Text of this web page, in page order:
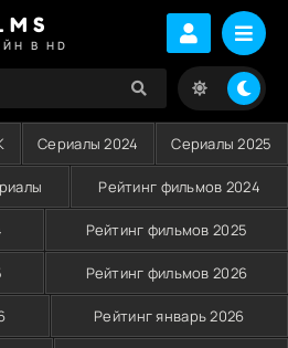
В HD
Сериалы 2024 Сериалы 2025
Рейтинг фильмов 2024
Рейтинг фильмов 2025
Рейтинг фильмов 2026
Рейтинг январь 2026